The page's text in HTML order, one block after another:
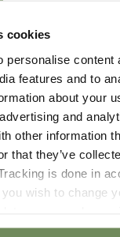
cookies
personalise content
features and to
about your
and
other information
that they’ve
is done in
you wish to change
&
voordat ik mijn
werken jullie?